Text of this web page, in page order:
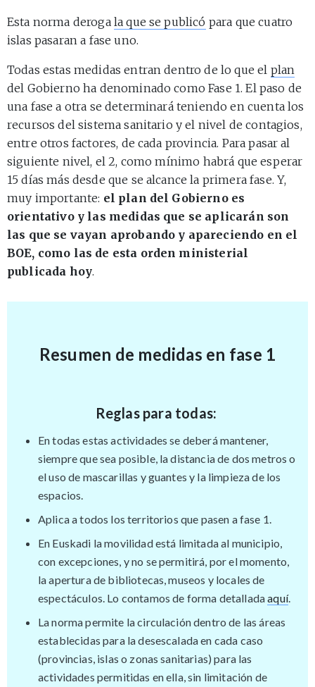
Esta norma deroga la que se publicó para que cuatro
islas pasaran a fase uno.
Todas estas medidas entran dentro de lo que el plan
del Gobierno ha denominado como Fase 1. El paso de
una fase a otra se determinará teniendo en cuenta los
recursos del sistema sanitario y el nivel de contagios,
entre otros factores, de cada provincia. Para pasar al
siguiente nivel, el 2, como mínimo habrá que esperar
15 días más desde que se alcance la primera fase. Y,
muy importante: el plan del Gobierno es
orientativo y las medidas que se aplicarán son
las que se vayan aprobando y apareciendo en el
BOE, como las de esta orden ministerial
publicada hoy.
Resumen de medidas en fase 1
Reglas para todas: ​
En todas estas actividades se deberá mantener,
siempre que sea posible, la distancia de dos metros o
el uso de mascarillas y guantes y la limpieza de los
espacios.
Aplica a todos los territorios que pasen a fase 1.
En Euskadi la movilidad está limitada al municipio,
con excepciones, y no se permitirá, por el momento,
la apertura de bibliotecas, museos y locales de
espectáculos. Lo contamos de forma detalladaaquí.
La norma permite la circulación dentro de las áreas
establecidas para la desescalada en cada caso
(provincias, islas o zonas sanitarias) para las
actividades permitidas en ella, sin limitación de